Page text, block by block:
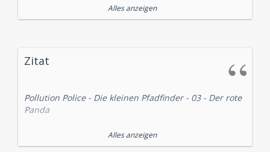
Der Reiterhof von Carolin Weber wird immer wieder
zum Ziel feiger Anschläge - Einbruch, Brandstiftung,
gehen der Sache nach und stoßen bei ihren
Ermittlungen nicht nur auf einen windigen
Alles anzeigen
Zitat
Pollution Police - Die kleinen Pfadfinder - 03 - Der rote
Panda
Ein Besuch im Kölner Zoo ist für die drei Freunde
Niklas, Linus und Melissa - Mitglieder der
Alles anzeigen